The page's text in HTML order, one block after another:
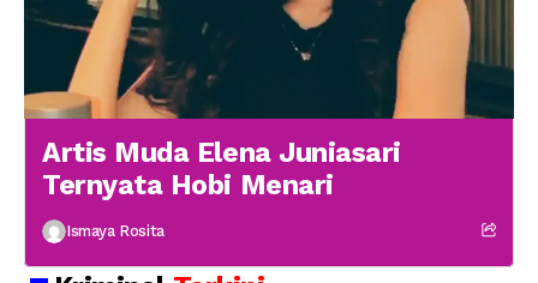
Artis Muda Elena Juniasari
Ternyata Hobi Menari
Ismaya Rosita